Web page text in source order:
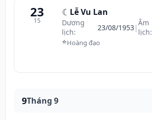
23
15
☾ Lễ Vu Lan
Dương
lịch:
23/08/1953|Âm
lịch:
⭐Hoàng đạo
9Tháng 9